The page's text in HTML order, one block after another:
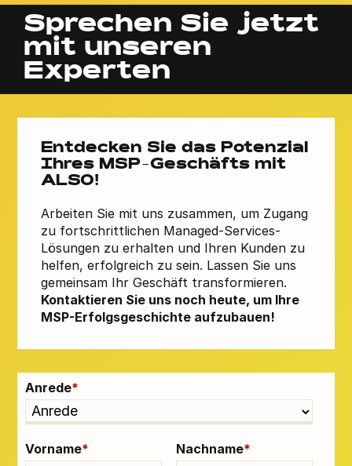
Sprechen Sie jetzt
mit unseren
Experten
Entdecken Sie das Potenzial
Ihres MSP-Geschäfts mit
ALSO!
Arbeiten Sie mit uns zusammen, um Zugang
zu fortschrittlichen Managed-Services-
Lösungen zu erhalten und Ihren Kunden zu
helfen, erfolgreich zu sein. Lassen Sie uns
gemeinsam Ihr Geschäft transformieren.
Kontaktieren Sie uns noch heute, um Ihre
MSP-Erfolgsgeschichte aufzubauen!
*
Anrede
*
Vorname *
Nachname